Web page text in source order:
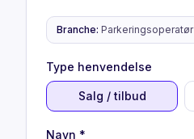
Branche: Parkeringsoperatør
Type henvendelse
Salg / tilbud
Navn *